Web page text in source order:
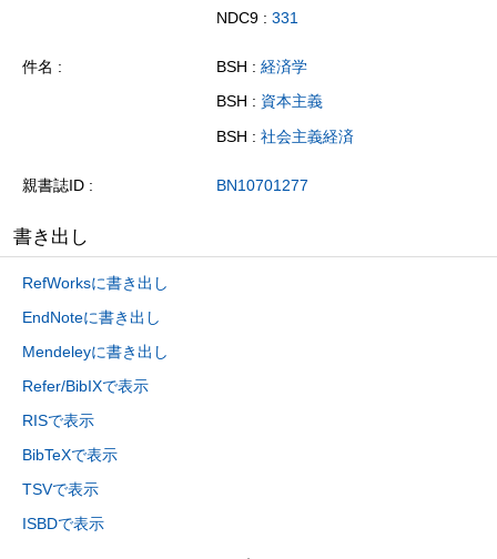
NDC9 : 331
件名 BSH : 経済学
BSH : 資本主義
BSH : 社会主義経済
親書誌ID BN10701277
書き出し
RefWorksに書き出し
EndNoteに書き出し
Mendeleyに書き出し
Refer/BibIXで表示
RISで表示
BibTeXで表示
TSVで表示
ISBDで表示